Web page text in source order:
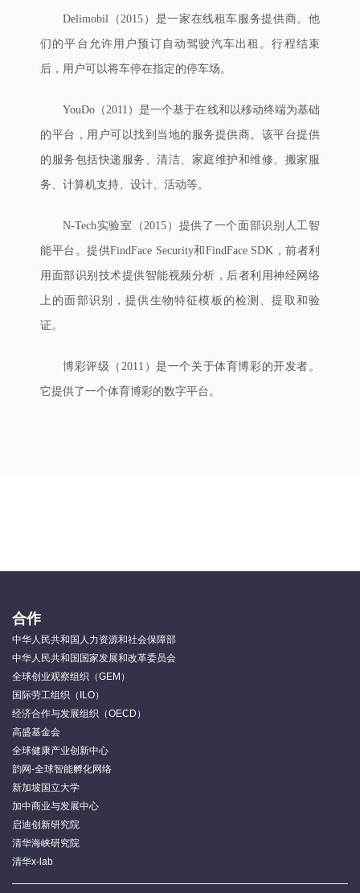
Delimobil（2015）是一家在线租车服务提供商。他
们的平台允许用户预订自动驾驶汽车出租。行程结束
后，用户可以将车停在指定的停车场。
YouDo（2011）是一个基于在线和以移动终端为基础
的平台，用户可以找到当地的服务提供商。该平台提供
的服务包括快递服务、清洁、家庭维护和维修、搬家服
务、计算机支持、设计、活动等。
N-Tech实验室（2015）提供了一个面部识别人工智
能平台。提供FindFace Security和FindFace SDK，前者利
用面部识别技术提供智能视频分析，后者利用神经网络
上的面部识别，提供生物特征模板的检测、提取和验
证。
博彩评级（2011）是一个关于体育博彩的开发者。
它提供了一个体育博彩的数字平台。
合作
中华人民共和国人力资源和社会保障部
中华人民共和国国家发展和改革委员会
全球创业观察组织（GEM）
国际劳工组织（ILO）
经济合作与发展组织（OECD）
高盛基金会
全球健康产业创新中心
韵网-全球智能孵化网络
新加坡国立大学
加中商业与发展中心
启迪创新研究院
清华海峡研究院
清华x-lab